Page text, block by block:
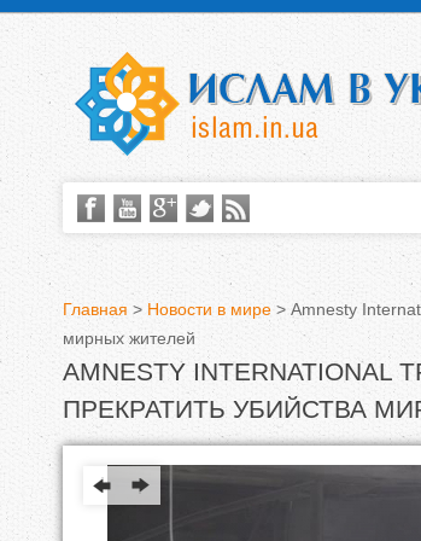
В
ы
з
Главная > Новости в мире > Amnesty
мирных жителей
AMNESTY
ПРЕКРАТИТЬ УБИЙСТВА